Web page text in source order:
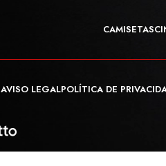
CAMISETAS
AVISO LEGALPOLÍTICA DE